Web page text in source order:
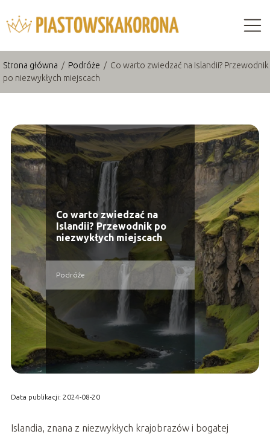
Strona główna / Podróże / Co warto zwiedzać na Islandii? Przewodnik
po niezwykłych miejscach
Co warto zwiedzać na
Islandii? Przewodnik po
niezwykłych miejscach
Podróże
Data publikacji: 2024-08-20
Islandia, znana z niezwykłych krajobrazów i bogatej